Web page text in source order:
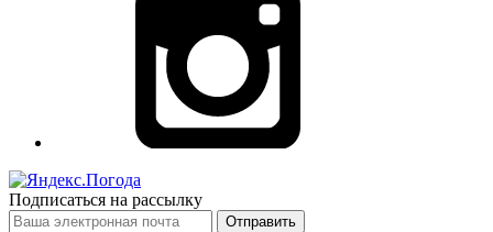
Подписаться на рассылку
Отправить